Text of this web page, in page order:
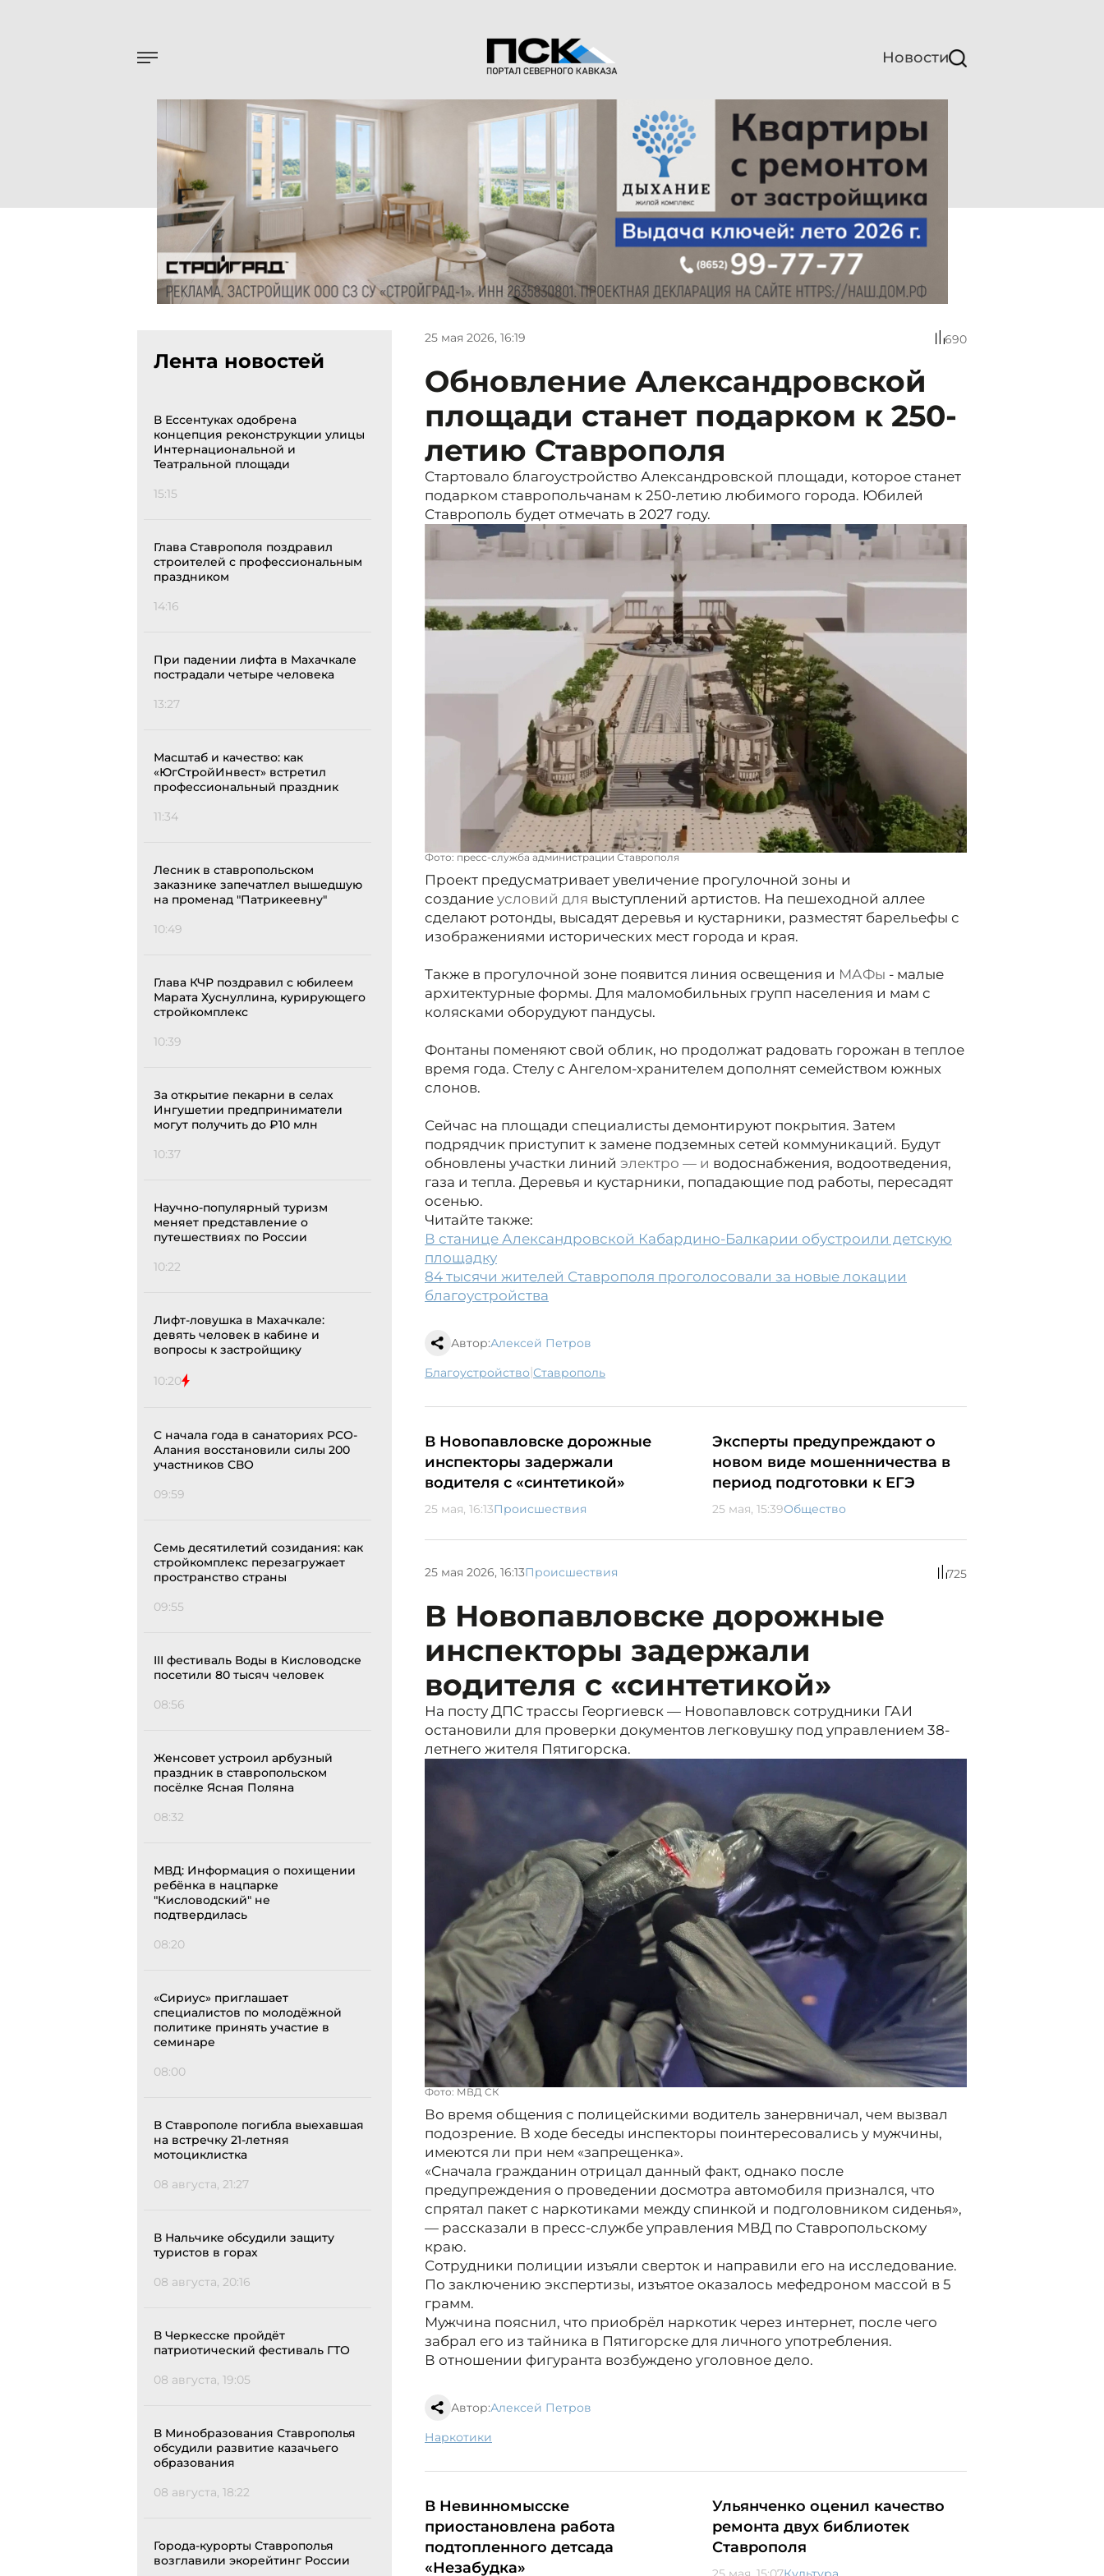
Новости
Лента новостей
В Ессентуках одобрена
концепция реконструкции улицы
Интернациональной и
Театральной площади
15:15
Глава Ставрополя поздравил
строителей с профессиональным
праздником
14:16
При падении лифта в Махачкале
пострадали четыре человека
13:27
Масштаб и качество: как
«ЮгСтройИнвест» встретил
профессиональный праздник
11:34
Лесник в ставропольском
заказнике запечатлел вышедшую
на променад "Патрикеевну"
10:49
Глава КЧР поздравил с юбилеем
Марата Хуснуллина, курирующего
стройкомплекс
10:39
За открытие пекарни в селах
Ингушетии предприниматели
могут получить до ₽10 млн
10:37
Научно-популярный туризм
меняет представление о
путешествиях по России
10:22
Лифт-ловушка в Махачкале:
девять человек в кабине и
вопросы к застройщику
10:20
С начала года в санаториях РСО-
Алания восстановили силы 200
участников СВО
09:59
Семь десятилетий созидания: как
стройкомплекс перезагружает
пространство страны
09:55
III фестиваль Воды в Кисловодске
посетили 80 тысяч человек
08:56
Женсовет устроил арбузный
праздник в ставропольском
посёлке Ясная Поляна
08:32
МВД: Информация о похищении
ребёнка в нацпарке
"Кисловодский" не
подтвердилась
08:20
«Сириус» приглашает
специалистов по молодёжной
политике принять участие в
семинаре
08:00
В Ставрополе погибла выехавшая
на встречку 21-летняя
мотоциклистка
08 августа, 21:27
В Нальчике обсудили защиту
туристов в горах
08 августа, 20:16
В Черкесске пройдёт
патриотический фестиваль ГТО
08 августа, 19:05
В Минобразования Ставрополья
обсудили развитие казачьего
образования
08 августа, 18:22
Города-курорты Ставрополья
возглавили экорейтинг России
25 мая 2026, 16:19 690
Обновление Александровской
площади станет подарком к 250-
летию Ставрополя
Стартовало благоустройство Александровской площади, которое станет
подарком ставропольчанам к 250-летию любимого города. Юбилей
Ставрополь будет отмечать в 2027 году.
Фото: пресс-служба администрации Ставрополя
Проект предусматривает увеличение прогулочной зоны и
создание условий для выступлений артистов. На пешеходной аллее
сделают ротонды, высадят деревья и кустарники, разместят барельефы с
изображениями исторических мест города и края.
Также в прогулочной зоне появится линия освещения и МАФы - малые
архитектурные формы. Для маломобильных групп населения и мам с
колясками оборудуют пандусы.
Фонтаны поменяют свой облик, но продолжат радовать горожан в теплое
время года. Стелу с Ангелом-хранителем дополнят семейством южных
слонов.
Сейчас на площади специалисты демонтируют покрытия. Затем
подрядчик приступит к замене подземных сетей коммуникаций. Будут
обновлены участки линий электро — и водоснабжения, водоотведения,
газа и тепла. Деревья и кустарники, попадающие под работы, пересадят
осенью.
Читайте также:
В станице Александровской Кабардино-Балкарии обустроили детскую
площадку
84 тысячи жителей Ставрополя проголосовали за новые локации
благоустройства
Автор:Алексей Петров
благоустройство| Ставрополь
В Новопавловске дорожные
инспекторы задержали
водителя с «синтетикой»
25 мая, 16:13Происшествия
Эксперты предупреждают о
новом виде мошенничества в
период подготовки к ЕГЭ
25 мая, 15:39Общество
25 мая 2026, 16:13Происшествия 725
В Новопавловске дорожные
инспекторы задержали
водителя с «синтетикой»
На посту ДПС трассы Георгиевск — Новопавловск сотрудники ГАИ
остановили для проверки документов легковушку под управлением 38-
летнего жителя Пятигорска.
Фото: МВД СК
Во время общения с полицейскими водитель занервничал, чем вызвал
подозрение. В ходе беседы инспекторы поинтересовались у мужчины,
имеются ли при нем «запрещенка».
«Сначала гражданин отрицал данный факт, однако после
предупреждения о проведении досмотра автомобиля признался, что
спрятал пакет с наркотиками между спинкой и подголовником сиденья»,
— рассказали в пресс-службе управления МВД по Ставропольскому
краю.
Сотрудники полиции изъяли сверток и направили его на исследование.
По заключению экспертизы, изъятое оказалось мефедроном массой в 5
грамм.
Мужчина пояснил, что приобрёл наркотик через интернет, после чего
забрал его из тайника в Пятигорске для личного употребления.
В отношении фигуранта возбуждено уголовное дело.
Автор:Алексей Петров
наркотики
В Невинномысске
приостановлена работа
подтопленного детсада
«Незабудка»
Ульянченко оценил качество
ремонта двух библиотек
Ставрополя